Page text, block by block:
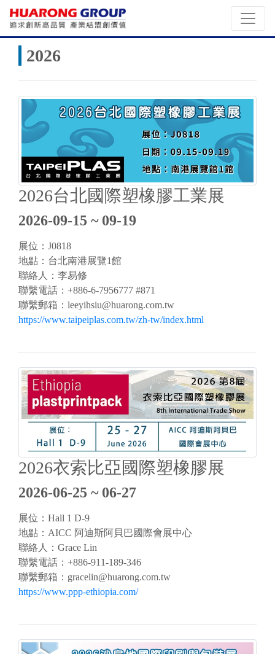
2026
2026台北國際塑橡膠工業展
2026-09-15 ~ 09-19
展位：J0818
地點：台北南港展覽1館
聯絡人：李易修
聯繫電話：+886-6-7956777 #871
聯繫郵箱： leeyihsiu@huarong.com.tw
https://www.taipeiplas.com.tw/zh-tw/index.html
2026衣索比亞國際塑橡膠展
2026-06-25 ~ 06-27
展位：Hall 1 D-9
地點：AICC 阿迪斯阿貝巴國際會展中心
聯絡人：Grace Lin
聯繫電話：+886-911-189-346
聯繫郵箱： gracelin@huarong.com.tw
https://www.ppp-ethiopia.com/